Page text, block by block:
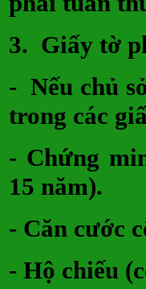
3. Giấy tờ
- Nếu chủ
trong các
- Chứng
15 năm).
- Căn
- Hộ chiếu